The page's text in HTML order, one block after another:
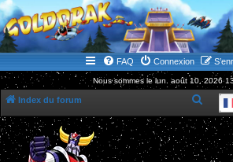
WWW.GOLDORAKGO.COM
le site de la Lune Rouge
FAQ Connexion
Nous sommes le lun. août 10, 2026
Index du forum
e
c
h